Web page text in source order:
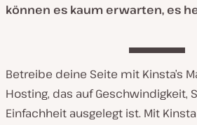
können es kaum erwarten, es
Betreibe deine Seite mit Kinsta’s
Hosting, das auf Geschwindigkeit,
Einfachheit ausgelegt ist. Mit